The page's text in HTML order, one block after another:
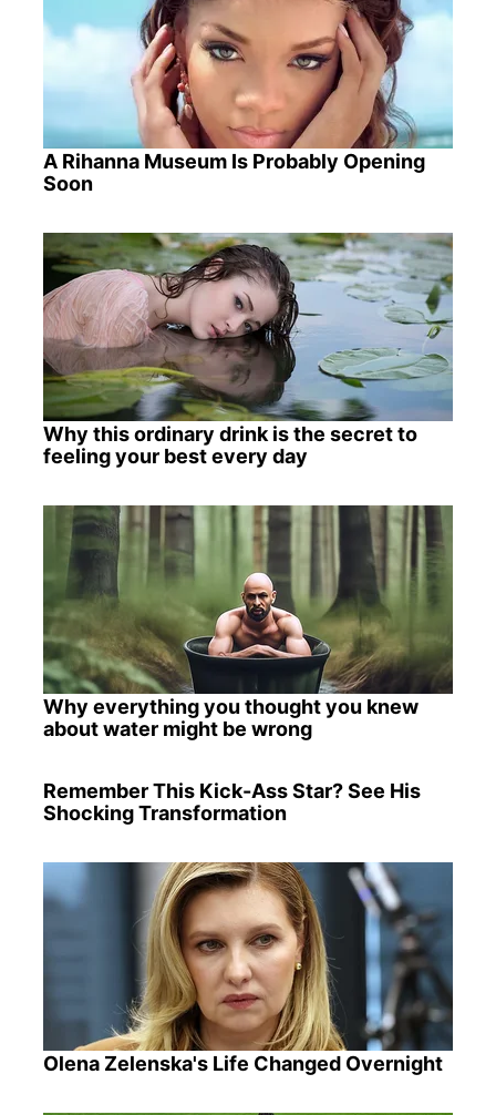
A Rihanna Museum Is Probably Opening
Soon
Why this ordinary drink is the secret to
feeling your best every day
Why everything you thought you knew
about water might be wrong
Remember This Kick-Ass Star? See His
Shocking Transformation
Olena Zelenska's Life Changed Overnight